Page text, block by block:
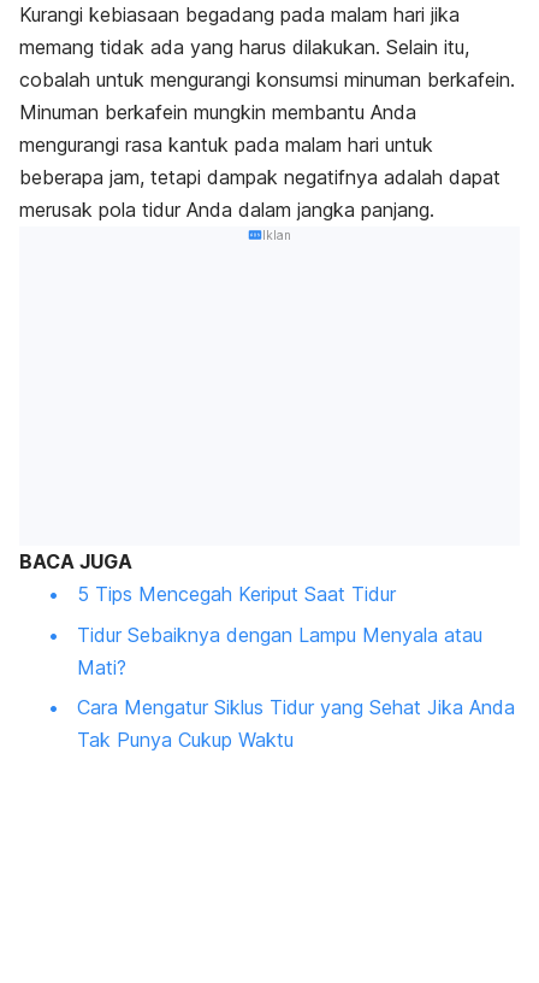
Kurangi kebiasaan begadang pada malam hari jika
memang tidak ada yang harus dilakukan. Selain itu,
cobalah untuk mengurangi konsumsi minuman berkafein.
Minuman berkafein mungkin membantu Anda
mengurangi rasa kantuk pada malam hari untuk
beberapa jam, tetapi dampak negatifnya adalah dapat
merusak pola tidur Anda dalam jangka panjang.
Iklan
BACA JUGA
5 Tips Mencegah Keriput Saat Tidur
Tidur Sebaiknya dengan Lampu Menyala atau
Mati?
Cara Mengatur Siklus Tidur yang Sehat Jika Anda
Tak Punya Cukup Waktu